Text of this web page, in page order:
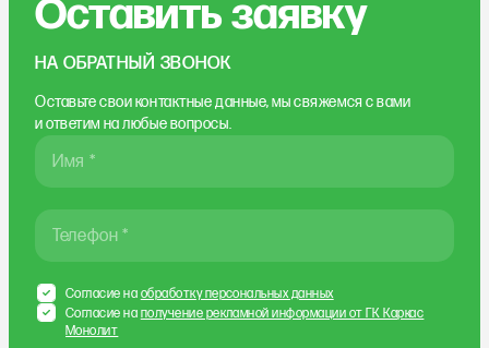
Оставить заявку
НА ОБРАТНЫЙ ЗВОНОК
Оставьте свои контактные данные, мы свяжемсяс вами
и ответим на любые вопросы.
Имя *
Телефон *
Согласие на обработку персональных данных
Согласие на получение рекламной информации от ГК Каркас
Монолит